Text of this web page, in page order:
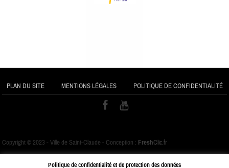
PLAN DU SITE MENTIONS LÉGALES POLITIQUE DE CONFIDENTIALITÉ
Copyright © 2023 - Ville de Saint-Claude - Conception : FreshClic.fr
Politique de confidentialité et de protection des données